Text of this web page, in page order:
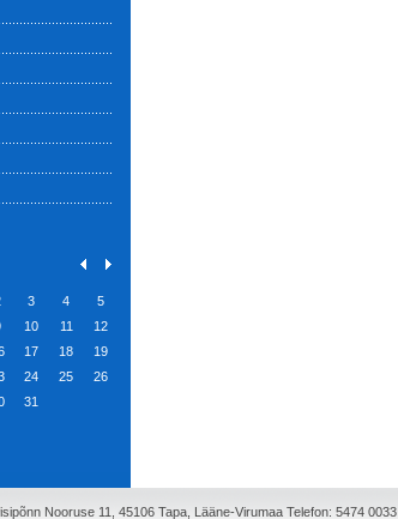
3 4
5
10 11
12
17 18
19
24 25
26
31
Nooruse 11, 45106 Tapa, Lääne-Virumaa Telefon: 5474 0033